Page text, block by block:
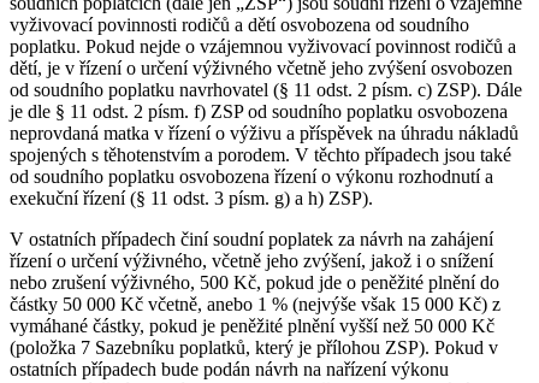
vyživovací povinnosti rodičů a dětí osvobozena od soudního
poplatku. Pokud nejde o vzájemnou vyživovací povinnost rodičů a
dětí, je v řízení o určení výživného včetně jeho zvýšení osvobozen
od soudního poplatku navrhovatel (§ 11 odst. 2 písm. c) ZSP). Dále
je dle § 11 odst. 2 písm. f) ZSP od soudního poplatku osvobozena
neprovdaná matka v řízení o výživu a příspěvek na úhradu nákladů
spojených s těhotenstvím a porodem. V těchto případech jsou také
od soudního poplatku osvobozena řízení o výkonu rozhodnutí a
exekuční řízení (§ 11 odst. 3 písm. g) a h) ZSP).
V ostatních případech činí soudní poplatek za návrh na zahájení
řízení o určení výživného, včetně jeho zvýšení, jakož i o snížení
nebo zrušení výživného, 500 Kč, pokud jde o peněžité plnění do
částky 50 000 Kč včetně, anebo 1 % (nejvýše však 15 000 Kč) z
vymáhané částky, pokud je peněžité plnění vyšší než 50 000 Kč
(položka 7 Sazebníku poplatků, který je přílohou ZSP). Pokud v
ostatních případech bude podán návrh na nařízení výkonu